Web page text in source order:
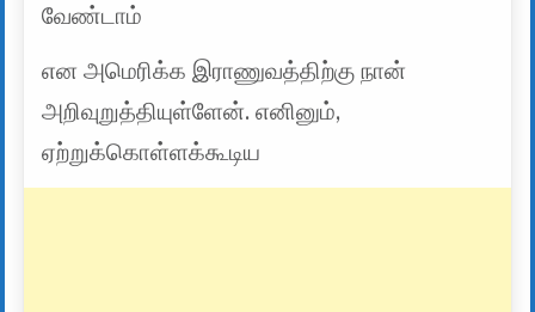
வேண்டாம்
என அமெரிக்க இராணுவத்திற்கு நான்
அறிவுறுத்தியுள்ளேன். எனினும்,
ஏற்றுக்கொள்ளக்கூடிய